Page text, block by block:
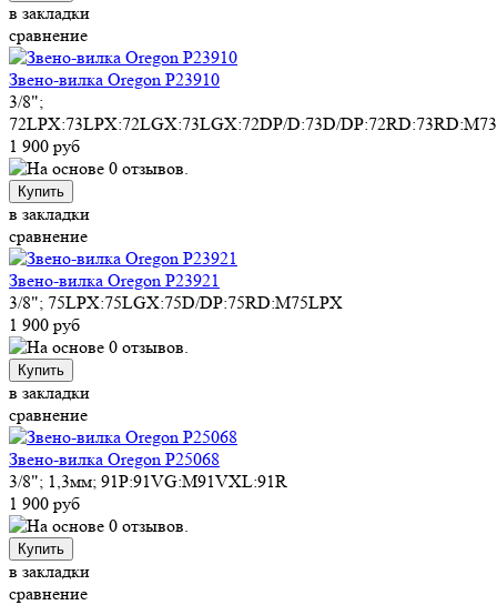
в закладки
сравнение
Звено-вилка Oregon P23910
3/8";
72LPX:73LPX:72LGX:73LGX:72DP/D:73D/
1 900 руб
Купить
в закладки
сравнение
Звено-вилка Oregon P23921
3/8"; 75LPX:75LGX:75D/DP:75RD:M75LPX
1 900 руб
Купить
в закладки
сравнение
Звено-вилка Oregon P25068
3/8"; 1,3мм; 91P:91VG:M91VXL:91R
1 900 руб
Купить
в закладки
сравнение